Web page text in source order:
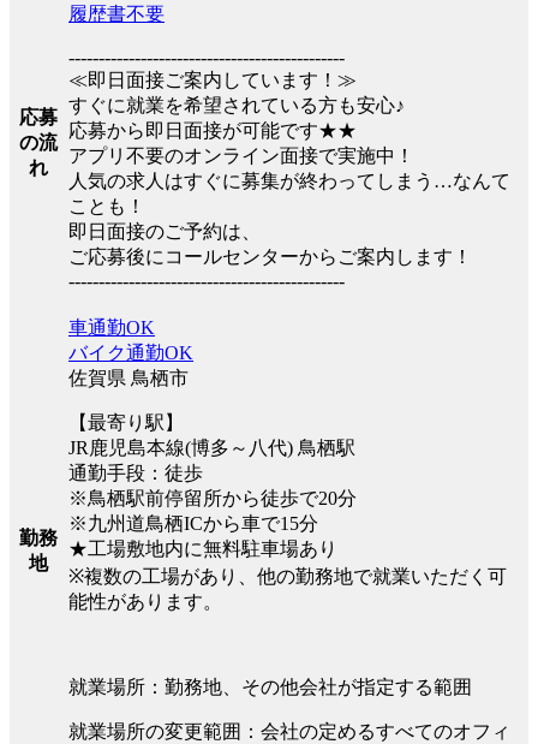
応募
の流
れ
履歴書不要
----------------------------------------------
≪即日面接ご案内しています！≫
すぐに就業を希望されている方も安心♪
応募から即日面接が可能です★★
アプリ不要のオンライン面接で実施中！
人気の求人はすぐに募集が終わってしまう…なんて
ことも！
即日面接のご予約は、
ご応募後にコールセンターからご案内します！
----------------------------------------------
勤務
地
車通勤OK
バイク通勤OK
佐賀県 鳥栖市
【最寄り駅】
JR鹿児島本線(博多～八代) 鳥栖駅
通勤手段：徒歩
※鳥栖駅前停留所から徒歩で20分
※九州道鳥栖ICから車で15分
★工場敷地内に無料駐車場あり
※複数の工場があり、他の勤務地で就業いただく可
能性があります。
就業場所：勤務地、その他会社が指定する範囲
就業場所の変更範囲：会社の定めるすべてのオフィ